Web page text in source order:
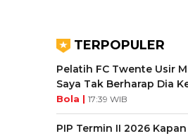
TERPOPULER
Pelatih FC Twente Usir
Saya Tak Berharap Dia
Bola | 17:39 WIB
PIP Termin II 2026